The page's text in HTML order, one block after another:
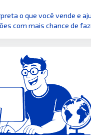
o que você vende e
com mais chance de